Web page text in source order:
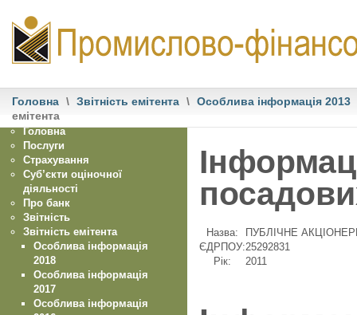
Головна \ Звітність емітента \ Особлива інформація 2013
емітента
Назва:
ПУБЛIЧНЕ
ЄДРПОУ:25292831
Рік:
2011
Головна
Послуги
Страхування
Суб’єкти оціночної
діяльності
Про банк
Звітність
Звітність емітента
Особлива інформація
2018
Особлива інформація
2017
Особлива інформація